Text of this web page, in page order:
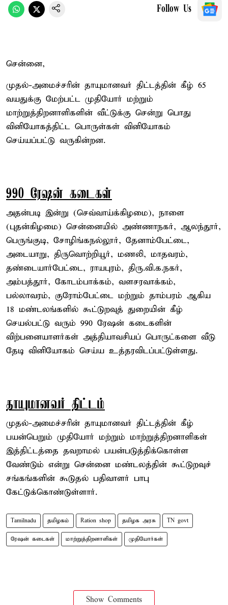
Follow Us
சென்னை,
முதல்-அமைச்சரின் தாயுமானவர் திட்டத்தின் கீழ் 65
வயதுக்கு மேற்பட்ட முதியோர் மற்றும்
மாற்றுத்திறனாளிகளின் வீட்டுக்கு சென்று பொது
வினியோகத்திட்ட பொருள்கள் வினியோகம்
செய்யப்பட்டு வருகின்றன.
990 ரேஷன் கடைகள்
அதன்படி இன்று (செவ்வாய்க்கிழமை), நாளை
(புதன்கிழமை) சென்னையில் அண்ணாநகர், ஆலந்தூர்,
பெருங்குடி, சோழிங்கநல்லூர், தேனாம்பேட்டை,
அடையாறு, திருவொற்றியூர், மணலி, மாதவரம்,
தண்டையார்பேட்டை, ராயபுரம், திரு.வி.க.நகர்,
அம்பத்தூர், கோடம்பாக்கம், வளசரவாக்கம்,
பல்லாவரம், குரோம்பேட்டை மற்றும் தாம்பரம் ஆகிய
18 மண்டலங்களில் கூட்டுறவுத் துறையின் கீழ்
செயல்பட்டு வரும் 990 ரேஷன் கடைகளின்
விற்பனையாளர்கள் அத்தியாவசியப் பொருட்களை வீடு
தேடி வினியோகம் செய்ய உத்தரவிடப்பட்டுள்ளது.
தாயுமானவர் திட்டம்
முதல்-அமைச்சரின் தாயுமானவர் திட்டத்தின் கீழ்
பயன்பெறும் முதியோர் மற்றும் மாற்றுத்திறனாளிகள்
இத்திட்டத்தை தவறாமல் பயன்படுத்திக்கொள்ள
வேண்டும் என்று சென்னை மண்டலத்தின் கூட்டுறவுச்
சங்கங்களின் கூடுதல் பதிவாளர் பாபு
கேட்டுக்கொண்டுள்ளார்.
Tamilnadu தமிழகம் Ration shop தமிழக அரசு TN govt
ரேஷன் கடைகள் மாற்றுத்திறனாளிகள் முதியோர்கள்
Show Comments